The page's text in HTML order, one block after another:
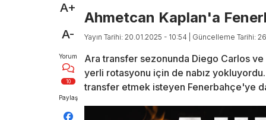
A+
A-
Yorum
10
Paylaş
Ahmetcan Kaplan'a
Yayın Tarihi: 20.01.2025 - 10:54 | Güncelleme Tarihi:
Ara transfer sezonunda Diego Carlos
yerli rotasyonu için de nabız
transfer etmek isteyen Fenerbahçe'ye